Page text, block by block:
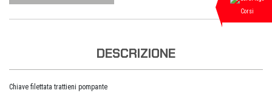
DESCRIZIONE
Chiave filettata trattieni pompante
Corsi